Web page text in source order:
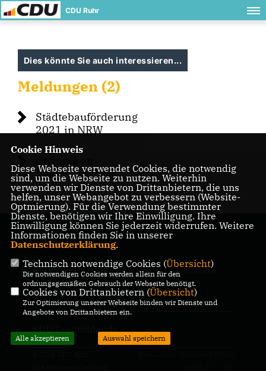
CDU Ruhr
Dies könnte Sie auch interessieren...
Meldungen (2)
Städtebauförderung
2021 in NRW
Rhein und Ruhr
IMPRESSUM DATENSCHUTZ KONTAKT
CDU NRW
CDU Deutschlands
Cookie Hinweis
Diese Webseite verwendet Cookies, die notwendig
sind, um die Webseite zu nutzen. Weiterhin
verwenden wir Dienste von Drittanbietern, die uns
helfen, unser Webangebot zu verbessern (Website-
Optmierung). Für die Verwendung bestimmter
Dienste, benötigen wir Ihre Einwilligung. Ihre
Einwilligung können Sie jederzeit widerrufen. Weitere
Informationen finden Sie in unserer
Datenschutzerklärung.
Technisch notwendige Cookies (Übersicht)
Die notwendigen Cookies werden allein für den
ordnungsgemäßen Gebrauch der Webseite benötigt.
Cookies von Drittanbietern (Übersicht)
Zur Optimierung unserer Webseite binden wir Dienste und
Angebote von Drittanbietern ein.
Alle akzeptieren Auswahl speichern